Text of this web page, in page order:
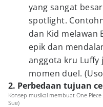
yang sangat
spotlight.
dan Kid melawan
epik dan
anggota kru
momen duel.
2. Perbedaan tujuan
Konsep musikal membuat One
Sue)